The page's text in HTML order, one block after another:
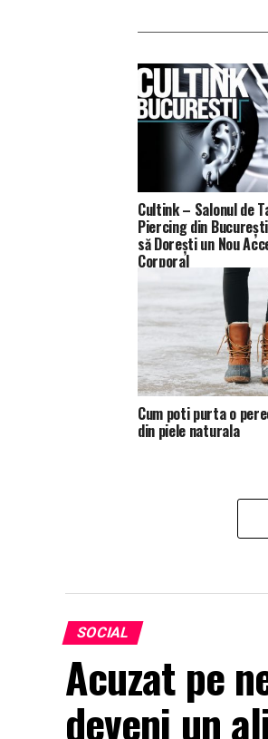
Cultink – Salonul de
Piercing din
să Dorești un Nou
Corporal
Cum poti purta o
din piele naturala
SOCIAL
Acuzat pe
deveni un